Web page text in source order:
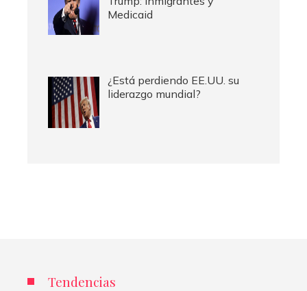
Medicaid
¿Está perdiendo EE.UU. su
liderazgo mundial?
Tendencias